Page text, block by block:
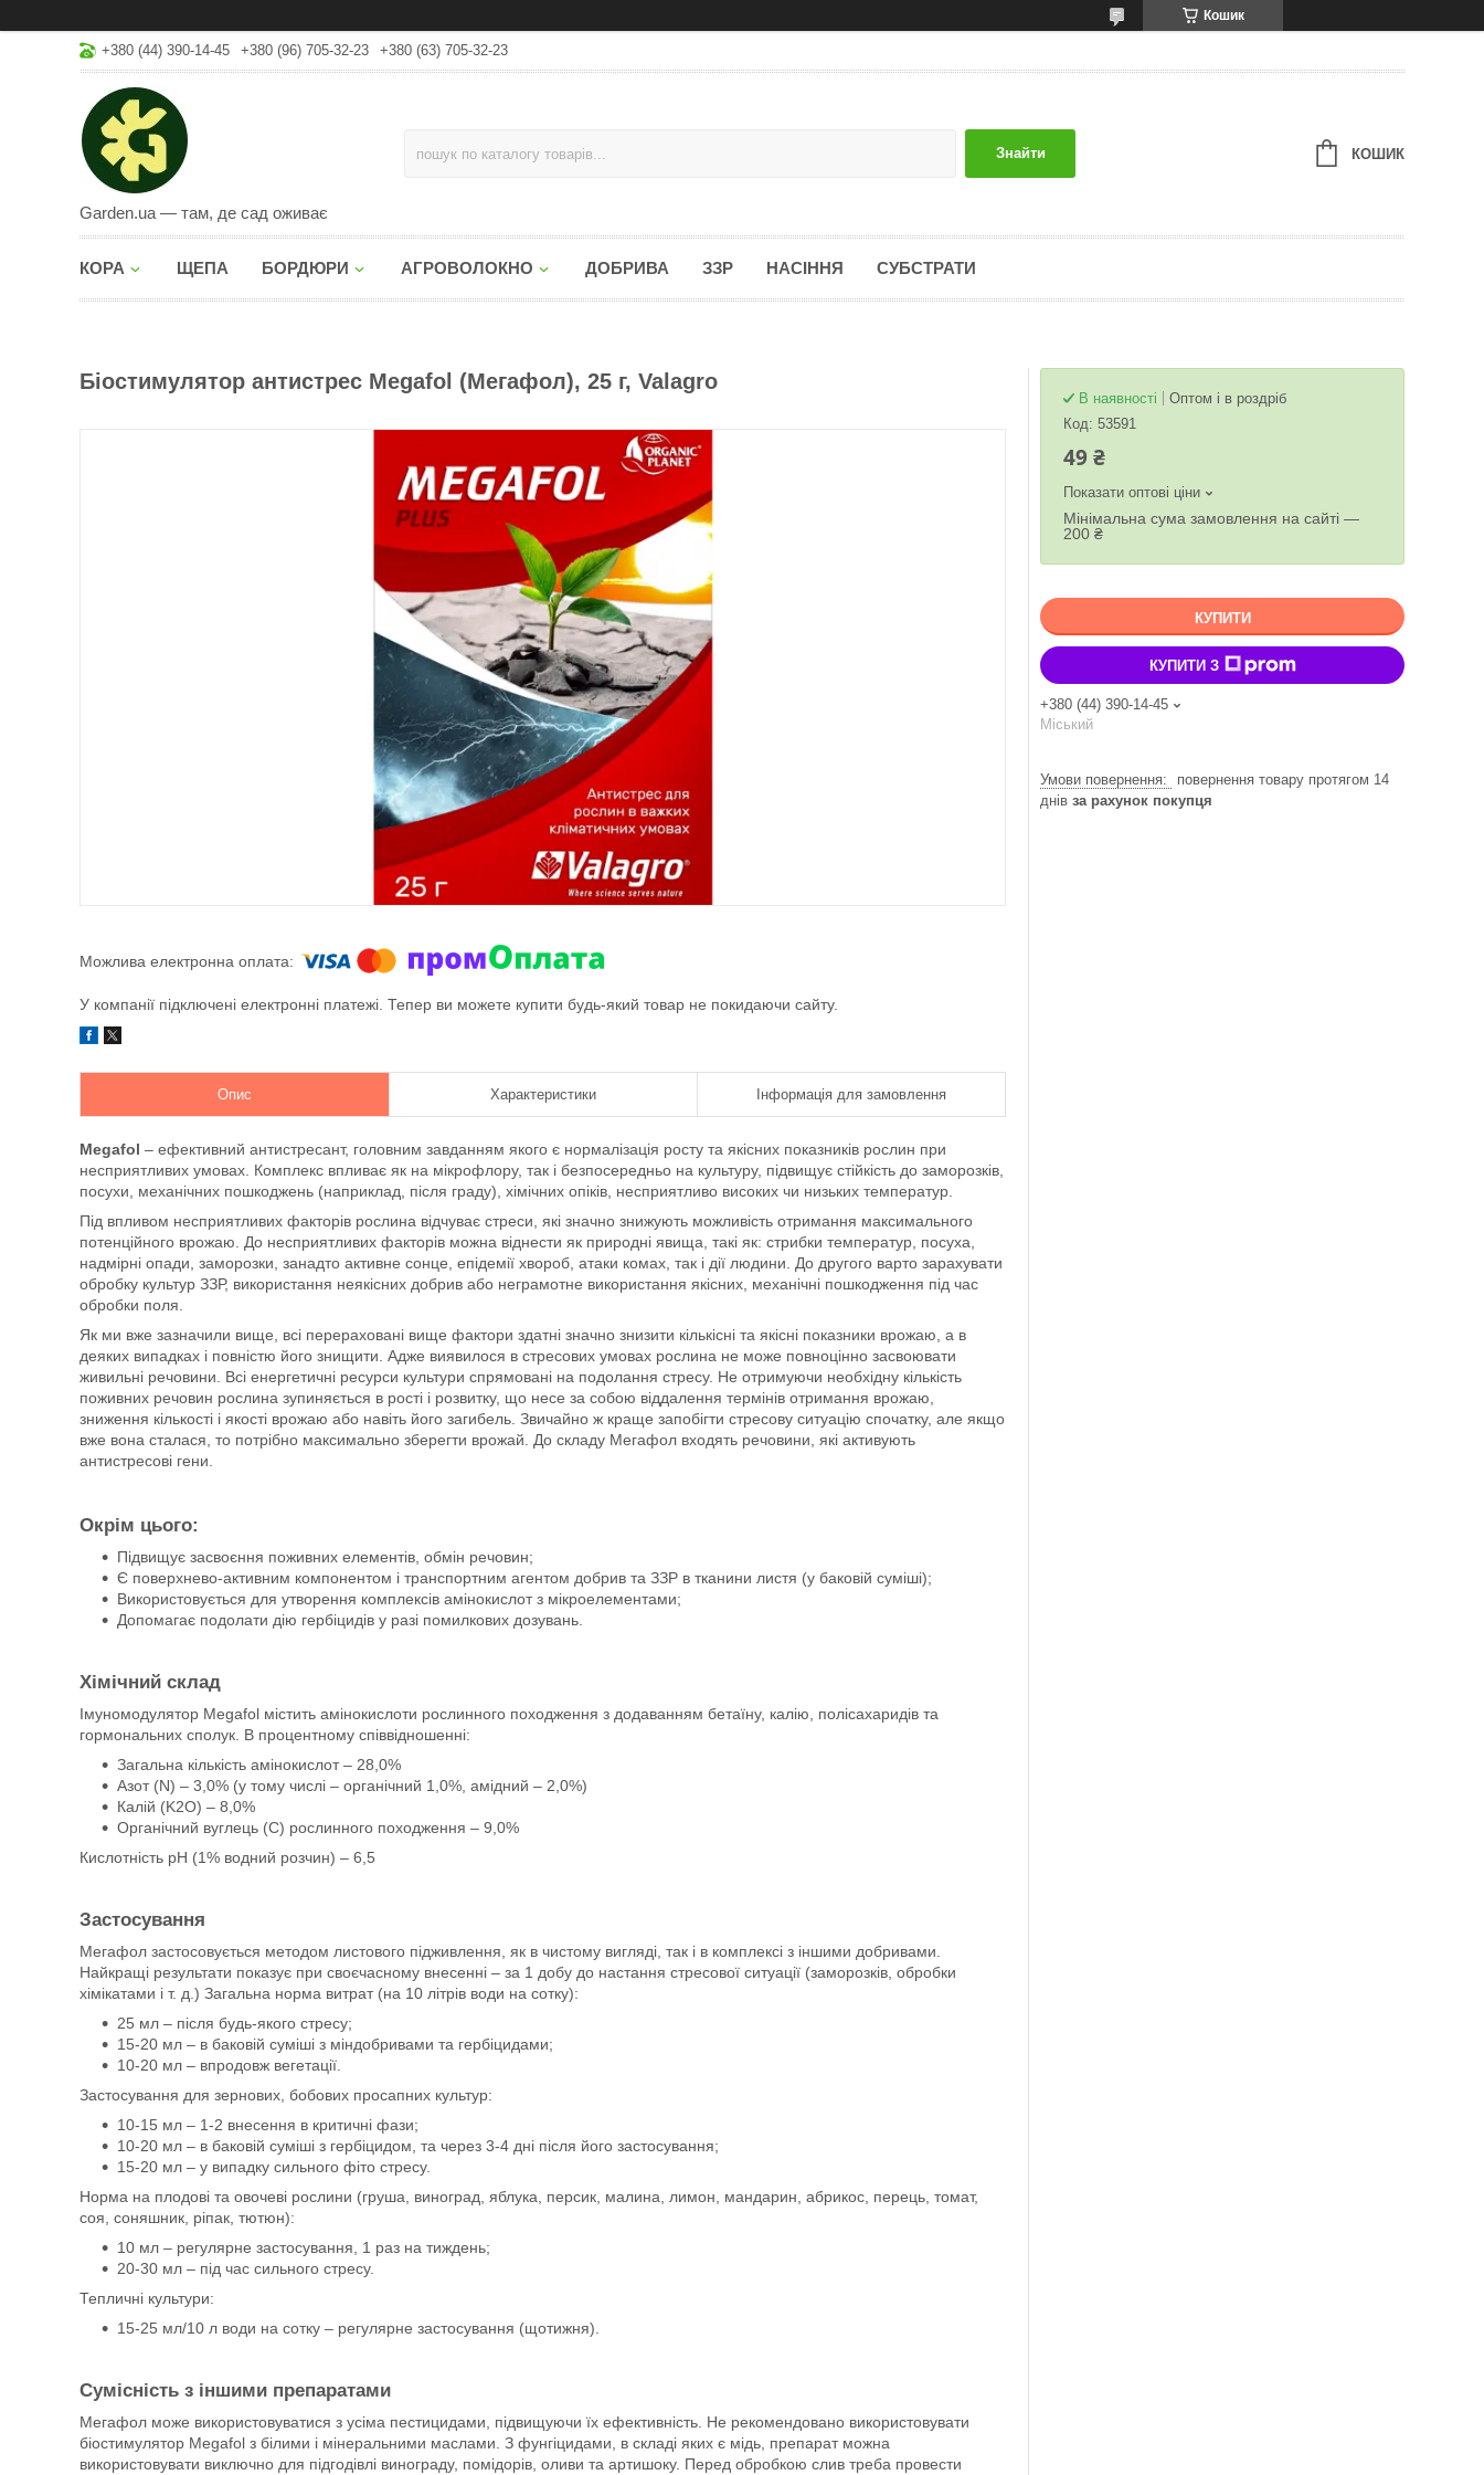
Кошик
+380 (44) 390-14-45 +380 (96) 705-32-23 +380 (63) 705-32-23
Garden.ua — там, де сад оживає
Знайти КОШИК
КОРА ЩЕПА БОРДЮРИ АГРОВОЛОКНО ДОБРИВА ЗЗР НАСІННЯ СУБСТРАТИ
Біостимулятор антистрес Megafol (Мегафол), 25 г, Valagro
У компанії підключені електронні платежі. Тепер ви можете купити будь-який товар не покидаючи сайту.
Опис Характеристики Інформація для замовлення
Megafol – ефективний антистресант, головним завданням якого є нормалізація росту та якісних показників рослин при
несприятливих умовах. Комплекс впливає як на мікрофлору, так і безпосередньо на культуру, підвищує стійкість до заморозків,
посухи, механічних пошкоджень (наприклад, після граду), хімічних опіків, несприятливо високих чи низьких температур.
Під впливом несприятливих факторів рослина відчуває стреси, які значно знижують можливість отримання максимального
потенційного врожаю. До несприятливих факторів можна віднести як природні явища, такі як: стрибки температур, посуха,
надмірні опади, заморозки, занадто активне сонце, епідемії хвороб, атаки комах, так і дії людини. До другого варто зарахувати
обробку культур ЗЗР, використання неякісних добрив або неграмотне використання якісних, механічні пошкодження під час
обробки поля.
Як ми вже зазначили вище, всі перераховані вище фактори здатні значно знизити кількісні та якісні показники врожаю, а в
деяких випадках і повністю його знищити. Адже виявилося в стресових умовах рослина не може повноцінно засвоювати
живильні речовини. Всі енергетичні ресурси культури спрямовані на подолання стресу. Не отримуючи необхідну кількість
поживних речовин рослина зупиняється в рості і розвитку, що несе за собою віддалення термінів отримання врожаю,
зниження кількості і якості врожаю або навіть його загибель. Звичайно ж краще запобігти стресову ситуацію спочатку, але якщо
вже вона сталася, то потрібно максимально зберегти врожай. До складу Мегафол входять речовини, які активують
антистресові гени.
Окрім цього:
Підвищує засвоєння поживних елементів, обмін речовин;
Є поверхнево-активним компонентом і транспортним агентом добрив та ЗЗР в тканини листя (у баковій суміші);
Використовується для утворення комплексів амінокислот з мікроелементами;
Допомагає подолати дію гербіцидів у разі помилкових дозувань.
Хімічний склад
Імуномодулятор Megafol містить амінокислоти рослинного походження з додаванням бетаїну, калію, полісахаридів та
гормональних сполук. В процентному співвідношенні:
Загальна кількість амінокислот – 28,0%
Азот (N) – 3,0% (у тому числі – органічний 1,0%, амідний – 2,0%)
Калій (K2O) – 8,0%
Органічний вуглець (C) рослинного походження – 9,0%
Кислотність pH (1% водний розчин) – 6,5
Застосування
Мегафол застосовується методом листового підживлення, як в чистому вигляді, так і в комплексі з іншими добривами.
Найкращі результати показує при своєчасному внесенні – за 1 добу до настання стресової ситуації (заморозків, обробки
хімікатами і т. д.) Загальна норма витрат (на 10 літрів води на сотку):
25 мл – після будь-якого стресу;
15-20 мл – в баковій суміші з міндобривами та гербіцидами;
10-20 мл – впродовж вегетації.
Застосування для зернових, бобових просапних культур:
10-15 мл – 1-2 внесення в критичні фази;
10-20 мл – в баковій суміші з гербіцидом, та через 3-4 дні після його застосування;
15-20 мл – у випадку сильного фіто стресу.
Норма на плодові та овочеві рослини (груша, виноград, яблука, персик, малина, лимон, мандарин, абрикос, перець, томат,
соя, соняшник, ріпак, тютюн):
10 мл – регулярне застосування, 1 раз на тиждень;
20-30 мл – під час сильного стресу.
Тепличні культури:
15-25 мл/10 л води на сотку – регулярне застосування (щотижня).
Сумісність з іншими препаратами
Мегафол може використовуватися з усіма пестицидами, підвищуючи їх ефективність. Не рекомендовано використовувати
біостимулятор Megafol з білими і мінеральними маслами. З фунгіцидами, в складі яких є мідь, препарат можна
використовувати виключно для підгодівлі винограду, помідорів, оливи та артишоку. Перед обробкою слив треба провести
В наявності
Оптом і в роздріб
Код: 53591
49 ₴
Показати оптові ціни
Мінімальна сума замовлення на сайті —
200 ₴
КУПИТИ
КУПИТИ З
+380 (44) 390-14-45
Міський
повернення товару протягом 14
днів за рахунок покупця